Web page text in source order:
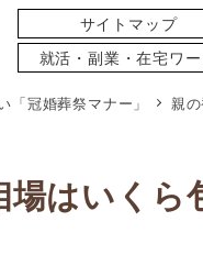
サイトマップ
就活・副業・在宅ワー
「冠婚葬祭マナー」 親
場はいくら